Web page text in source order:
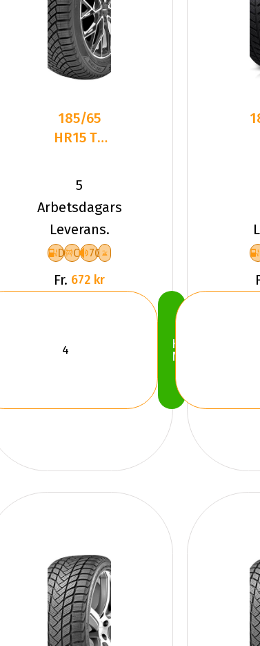
185/65
HR15 TL
LANDSAIL
SEASONS
3
5
Arbetsdagars
Leverans.
D C 70
Fr. 672 kr
Köp
Nu